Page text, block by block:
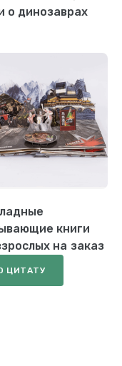
о динозаврах
книги
на заказ
ЦИТАТУ